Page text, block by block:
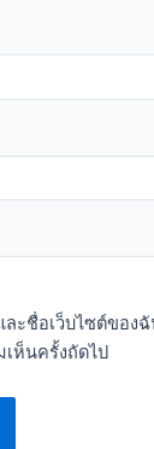
ะชื่อเว็บไซต์ของฉั
ห็นครั้งถัดไป